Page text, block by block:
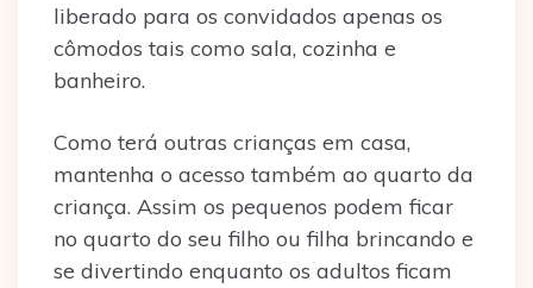
liberado para os convidados apenas os
cômodos tais como sala, cozinha e
banheiro.
Como terá outras crianças em casa,
mantenha o acesso também ao quarto da
criança. Assim os pequenos podem ficar
no quarto do seu filho ou filha brincando e
se divertindo enquanto os adultos ficam